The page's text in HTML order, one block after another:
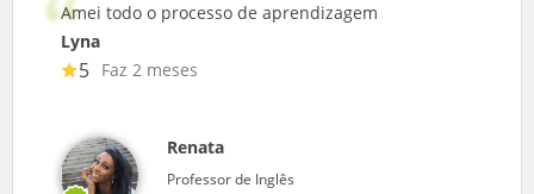
Amei todo o processo de aprendizagem
Lyna
5 Faz 2 meses
Renata
Professor de Inglês